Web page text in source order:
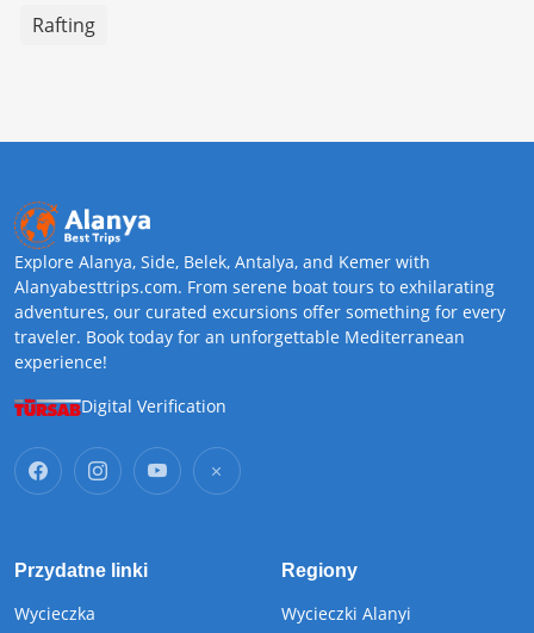
Rafting
Explore Alanya, Side, Belek, Antalya, and Kemer with
Alanyabesttrips.com. From serene boat tours to exhilarating
adventures, our curated excursions offer something for every
traveler. Book today for an unforgettable Mediterranean
experience!
Digital Verification
Przydatne linki
Wycieczka
Regiony
Wycieczki Alanyi